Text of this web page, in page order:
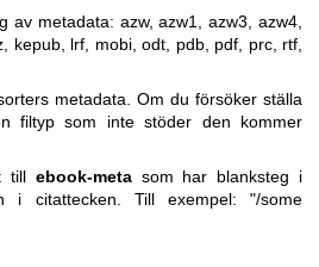
av metadata: azw, azw1, azw3, azw4,
kepub, lrf, mobi, odt, pdb, pdf, prc, rtf,
metadata. Om du försöker ställa
filtyp som inte stöder den kommer
till ebook-metasom har blanksteg i
i citattecken. Till exempel: "/some